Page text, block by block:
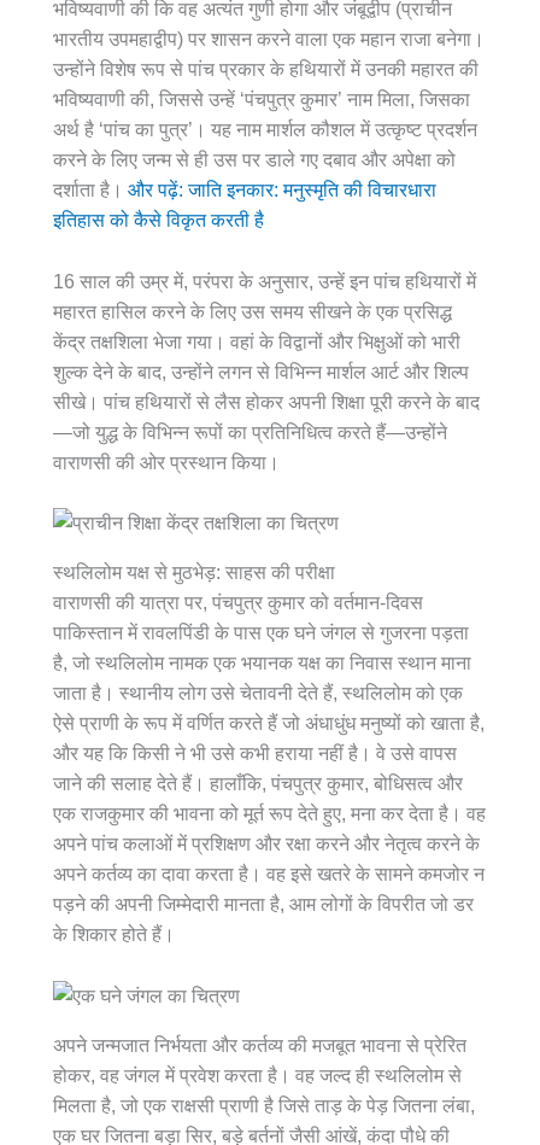
भविष्यवाणी की कि वह अत्यंत गुणी होगा और जंबूद्वीप (प्राचीन
भारतीय उपमहाद्वीप) पर शासन करने वाला एक महान राजा बनेगा।
उन्होंने विशेष रूप से पांच प्रकार के हथियारों में उनकी महारत की
भविष्यवाणी की, जिससे उन्हें ‘पंचपुत्र कुमार’ नाम मिला, जिसका
अर्थ है ‘पांच का पुत्र’। यह नाम मार्शल कौशल में उत्कृष्ट प्रदर्शन
करने के लिए जन्म से ही उस पर डाले गए दबाव और अपेक्षा को
दर्शाता है। और पढ़ें: जाति इनकार: मनुस्मृति की विचारधारा
इतिहास को कैसे विकृत करती है
16 साल की उम्र में, परंपरा के अनुसार, उन्हें इन पांच हथियारों में
महारत हासिल करने के लिए उस समय सीखने के एक प्रसिद्ध
केंद्र तक्षशिला भेजा गया। वहां के विद्वानों और भिक्षुओं को भारी
शुल्क देने के बाद, उन्होंने लगन से विभिन्न मार्शल आर्ट और शिल्प
सीखे। पांच हथियारों से लैस होकर अपनी शिक्षा पूरी करने के बाद
—जो युद्ध के विभिन्न रूपों का प्रतिनिधित्व करते हैं—उन्होंने
वाराणसी की ओर प्रस्थान किया।
स्थलिलोम यक्ष से मुठभेड़: साहस की परीक्षा
वाराणसी की यात्रा पर, पंचपुत्र कुमार को वर्तमान-दिवस
पाकिस्तान में रावलपिंडी के पास एक घने जंगल से गुजरना पड़ता
है, जो स्थलिलोम नामक एक भयानक यक्ष का निवास स्थान माना
जाता है। स्थानीय लोग उसे चेतावनी देते हैं, स्थलिलोम को एक
ऐसे प्राणी के रूप में वर्णित करते हैं जो अंधाधुंध मनुष्यों को खाता है,
और यह कि किसी ने भी उसे कभी हराया नहीं है। वे उसे वापस
जाने की सलाह देते हैं। हालाँकि, पंचपुत्र कुमार, बोधिसत्व और
एक राजकुमार की भावना को मूर्त रूप देते हुए, मना कर देता है। वह
अपने पांच कलाओं में प्रशिक्षण और रक्षा करने और नेतृत्व करने के
अपने कर्तव्य का दावा करता है। वह इसे खतरे के सामने कमजोर न
पड़ने की अपनी जिम्मेदारी मानता है, आम लोगों के विपरीत जो डर
के शिकार होते हैं।
अपने जन्मजात निर्भयता और कर्तव्य की मजबूत भावना से प्रेरित
होकर, वह जंगल में प्रवेश करता है। वह जल्द ही स्थलिलोम से
मिलता है, जो एक राक्षसी प्राणी है जिसे ताड़ के पेड़ जितना लंबा,
एक घर जितना बड़ा सिर, बड़े बर्तनों जैसी आंखें, कंदा पौधे की